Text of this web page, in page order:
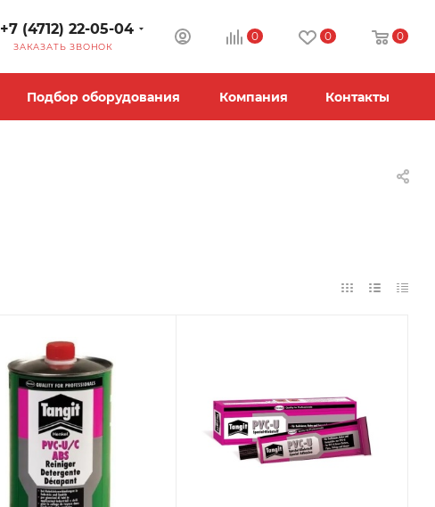
+7 (4712) 22-05-04
ЗАКАЗАТЬ ЗВОНОК
0 0 0
Подбор оборудования Компания Контакты